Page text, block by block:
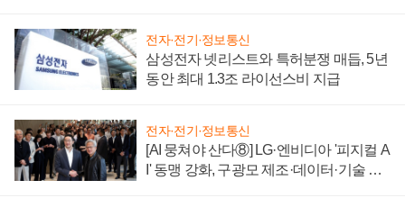
전자·전기·정보통신
삼성전자 넷리스트와 특허분쟁 매듭, 5년
동안 최대 1.3조 라이선스비 지급
전자·전기·정보통신
[AI 뭉쳐야 산다⑧] LG·엔비디아 '피지컬 A
I' 동맹 강화, 구광모 제조·데이터·기술 결